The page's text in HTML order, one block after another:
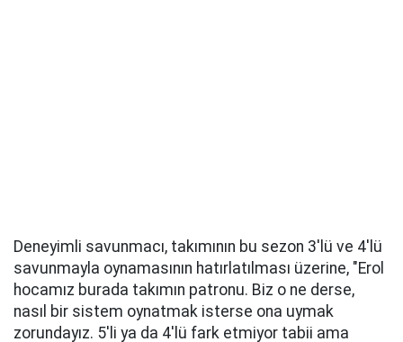
Deneyimli savunmacı, takımının bu sezon 3'lü ve 4'lü
savunmayla oynamasının hatırlatılması üzerine, "Erol
hocamız burada takımın patronu. Biz o ne derse,
nasıl bir sistem oynatmak isterse ona uymak
zorundayız. 5'li ya da 4'lü fark etmiyor tabii ama